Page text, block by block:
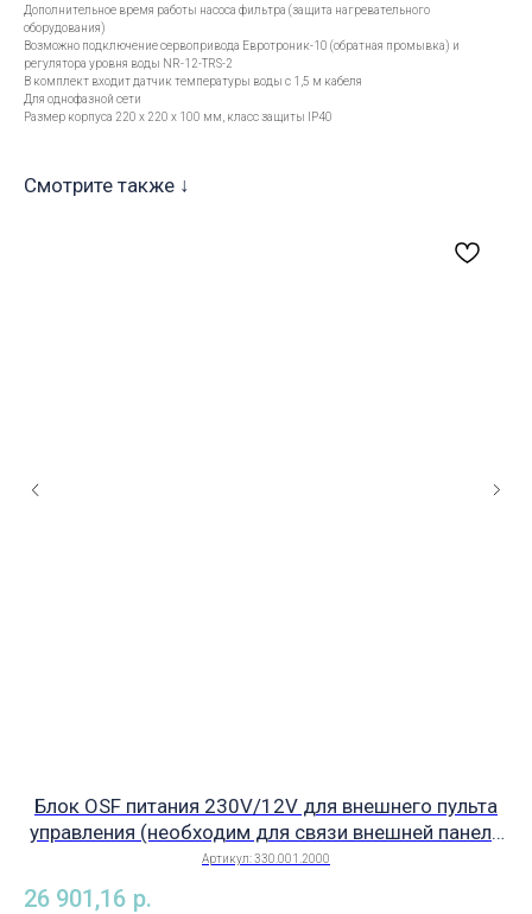
Дополнительное время работы насоса фильтра (защита нагревательного
оборудования)
Возможно подключение сервопривода Евротроник-10 (обратная промывка) и
регулятора уровня воды NR-12-TRS-2
В комплект входит датчик температуры воды с 1,5 м кабеля
Для однофазной сети
Размер корпуса 220 x 220 x 100 мм, класс защиты IP40
Смотрите также ↓
Блок OSF питания 230V/12V для внешнего пульта
управления (необходим для связи внешней панели
с оборудование управления бассейном), арт.
Артикул:330.001.2000
26 901,16 р.